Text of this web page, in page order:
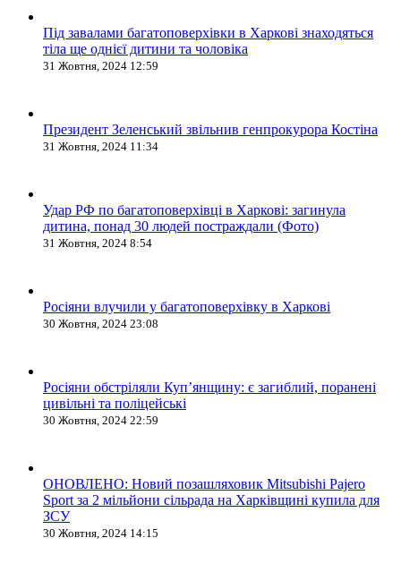
Під завалами багатоповерхівки в Харкові знаходяться
тіла ще однієї дитини та чоловіка
31 Жовтня, 2024 12:59
Президент Зеленський звільнив генпрокурора Костіна
31 Жовтня, 2024 11:34
Удар РФ по багатоповерхівці в Харкові: загинула
дитина, понад 30 людей постраждали (Фото)
31 Жовтня, 2024 8:54
Росіяни влучили у багатоповерхівку в Харкові
30 Жовтня, 2024 23:08
Росіяни обстріляли Купʼянщину: є загиблий, поранені
цивільні та поліцейські
30 Жовтня, 2024 22:59
ОНОВЛЕНО: Новий позашляховик Mitsubishi Pajero
Sport за 2 мільйони сільрада на Харківщині купила для
ЗСУ
30 Жовтня, 2024 14:15